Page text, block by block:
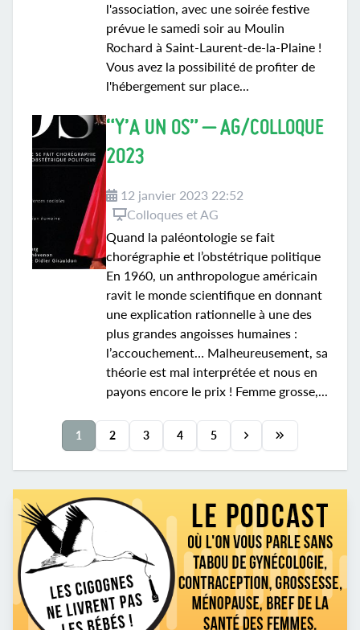
l'association, avec une soirée festive
prévue le samedi soir au Moulin
Rochard à Saint-Laurent-de-la-Plaine !
Vous avez la possibilité de profiter de
l'hébergement sur place...
“Y’A UN OS” – AG/COLLOQUE
2023
12 janvier 2023 22:52
Colloques et AG
Quand la paléontologie se fait
chorégraphie et l’obstétrique politique
En 1960, un anthropologue américain
ravit le monde scientifique en donnant
une explication rationnelle à une des
plus grandes angoisses humaines :
l’accouchement… Malheureusement, sa
théorie est mal interprétée et nous en
payons encore le prix ! Femme grosse,...
1 2 3 4 5